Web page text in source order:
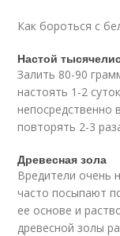
Как бороться с
Настой
Залить 80-90
настоять 1-2
непосредственно
повторять 2-3
Древесная зола
Вредители очень
часто посыпают
ее основе и
древесной золы